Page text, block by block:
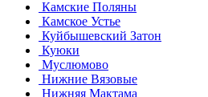
Камские Поляны
Камское Устье
Куйбышевский Затон
Куюки
Муслюмово
Нижние Вязовые
Нижняя Мактама